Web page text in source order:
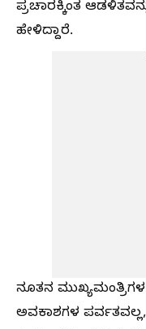
ಪ್ರಚಾರಕ್ಕಿಂತ
ಹೇಳಿದ್ದಾರೆ.
ನೂತನ
ಅವಕಾಶಗಳ